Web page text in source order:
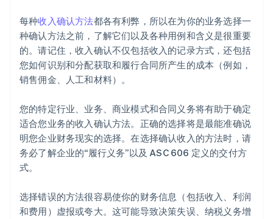
每种收入确认方法都各有利弊，所以在为你的业务选择一
种确认方法之前，了解它们以及各种用例和含义是很重要
的。请记住，收入确认不仅包括收入的记录方式，还包括
您如何识别和分配获取和履行合同所产生的成本（例如，
销售佣金、人工和材料）。
您的特定行业、业务、商业模式和合同义务将有助于确定
适合您业务的收入确认方法。正确的选择将是最能准确说
明您企业财务现实的选择。在选择确认收入的方法时，请
务必了解企业的“履行义务”以及 ASC 606 定义的交付方
式。
选择错误的方法很容易使你的财务信息（包括收入、利润
和费用）虚报或夸大。这可能导致决策失误、纳税义务增